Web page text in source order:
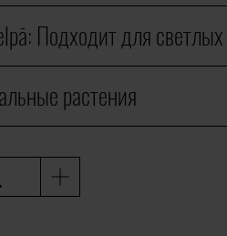
Подходит для
растения